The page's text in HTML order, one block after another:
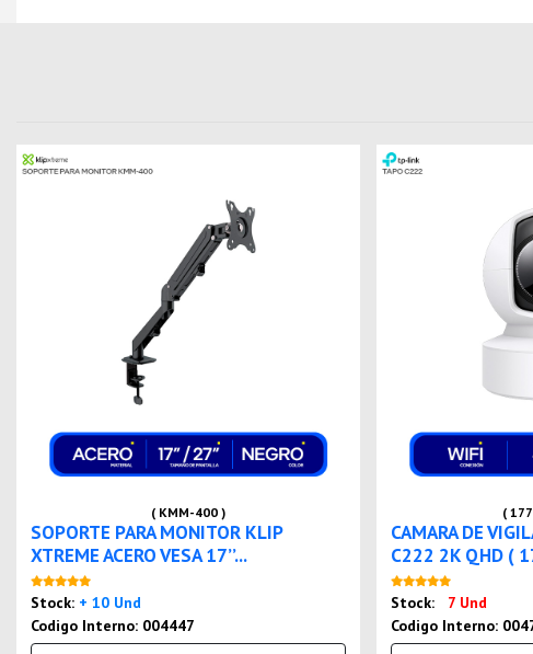
( KMM-400 )
SOPORTE PARA MONITOR KLIP
XTREME ACERO VESA 17’’...
Stock: + 10 Und
Codigo Interno: 004447
(
CAMARA DE
C222 2K QHD (
Stock:
7 Und
Codigo Interno: